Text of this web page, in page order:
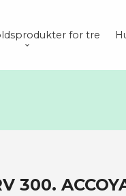
for tre
300.